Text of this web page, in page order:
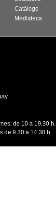
Catálogo
Mediateca
de 10 a 19.30 h.
de 9.30 a 14.30 h.